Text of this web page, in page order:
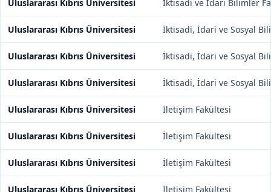
Uluslararası Kıbrıs Üniversitesi İktisadi ve İdari Bilimler
Uluslararası Kıbrıs Üniversitesi İktisadi, İdari ve Sosyal
Uluslararası Kıbrıs Üniversitesi İktisadi, İdari ve Sosyal
Uluslararası Kıbrıs Üniversitesi İktisadi, İdari ve Sosyal
Uluslararası Kıbrıs Üniversitesi İletişim Fakültesi
Uluslararası Kıbrıs Üniversitesi İletişim Fakültesi
Uluslararası Kıbrıs Üniversitesi İletişim Fakültesi
Uluslararası Kıbrıs Üniversitesi İletişim Fakültesi